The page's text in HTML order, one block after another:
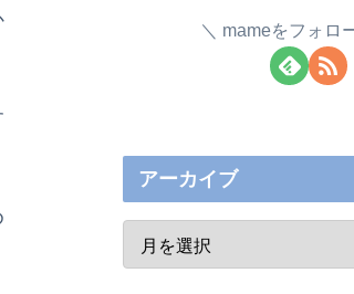
mameをフォロ
アーカイブ